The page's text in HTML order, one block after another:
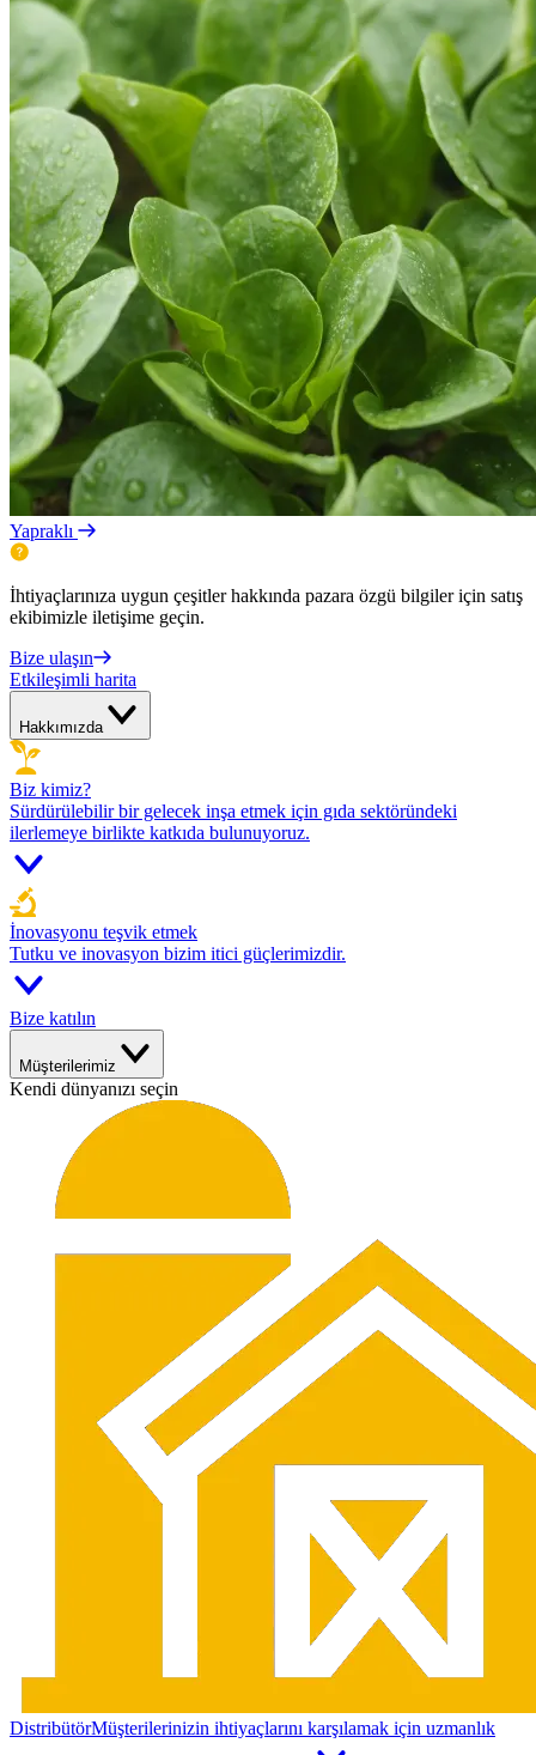
Yapraklı
İhtiyaçlarınıza uygun çeşitler hakkında pazara özgü bilgiler için satış
ekibimizle iletişime geçin.
Bize ulaşın
Etkileşimli harita
Hakkımızda
Biz kimiz?
Sürdürülebilir bir gelecek inşa etmek için gıda sektöründeki
ilerlemeye birlikte katkıda bulunuyoruz.
İnovasyonu teşvik etmek
Tutku ve inovasyon bizim itici güçlerimizdir.
Bize katılın
Müşterilerimiz
Kendi dünyanızı seçin
DistribütörMüşterilerinizin ihtiyaçlarını karşılamak için uzmanlık